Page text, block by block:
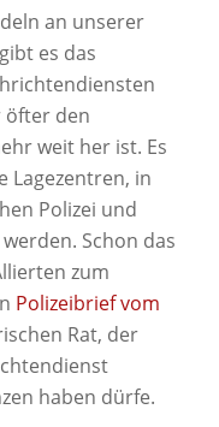
an unserer
es das
öfter den
weit her ist. Es
Lagezentren, in
Polizei und
Schon das
zum
Polizeibrief vom
Rat, der
haben dürfe.